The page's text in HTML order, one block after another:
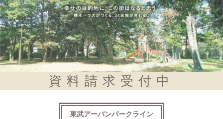
資料請求受付中
東武アーバンパークライン